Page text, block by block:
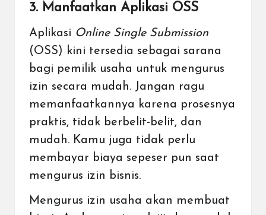
3. Manfaatkan Aplikasi OSS
Aplikasi Online Single Submission
(OSS) kini tersedia sebagai sarana
bagi pemilik usaha untuk mengurus
izin secara mudah. Jangan ragu
memanfaatkannya karena prosesnya
praktis, tidak berbelit-belit, dan
mudah. Kamu juga tidak perlu
membayar biaya sepeser pun saat
mengurus izin bisnis.
Mengurus izin usaha akan membuat